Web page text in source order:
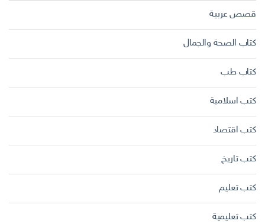
قصص عربية
كتاب الصحة والجمال
كتاب طب
كتب اسلامية
كتب اقتصاد
كتب تاريخ
كتب تعليم
كتب تعليمية